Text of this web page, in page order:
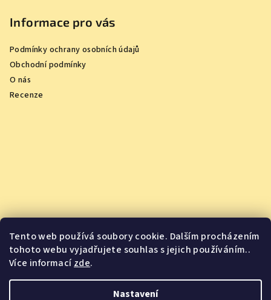
Tento web používá soubory cookie. Dalším procházením
tohoto webu vyjadřujete souhlas s jejich používáním..
Více informacízde.
Nastavení
Informace pro vás
Podmínky ochrany osobních údajů
Obchodní podmínky
O nás
Recenze
Vychutnejte si oceněná vína z pohodlí domova